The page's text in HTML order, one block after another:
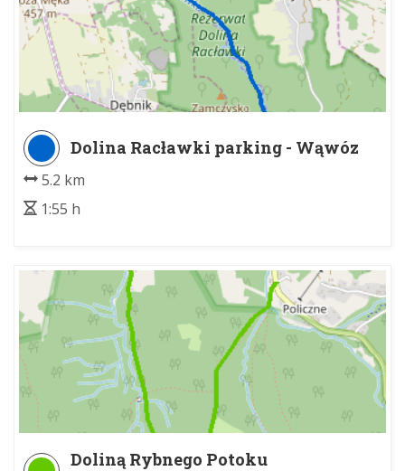
Dolina Racławki parking - Wąwóz
5.2 km
1:55 h
Doliną Rybnego Potoku